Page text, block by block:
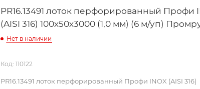
PR16.13491 лоток перфорированный Профи
(AISI 316) 100х50х3000 (1,0 мм) (6 м/уп)
Нет в наличии
Код: 110122
PR16.13491 лоток перфорированный Профи INOX (AISI 316)